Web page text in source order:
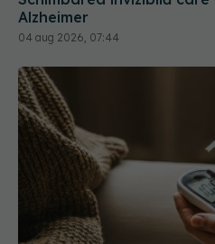
04 aug 2026, 07:44